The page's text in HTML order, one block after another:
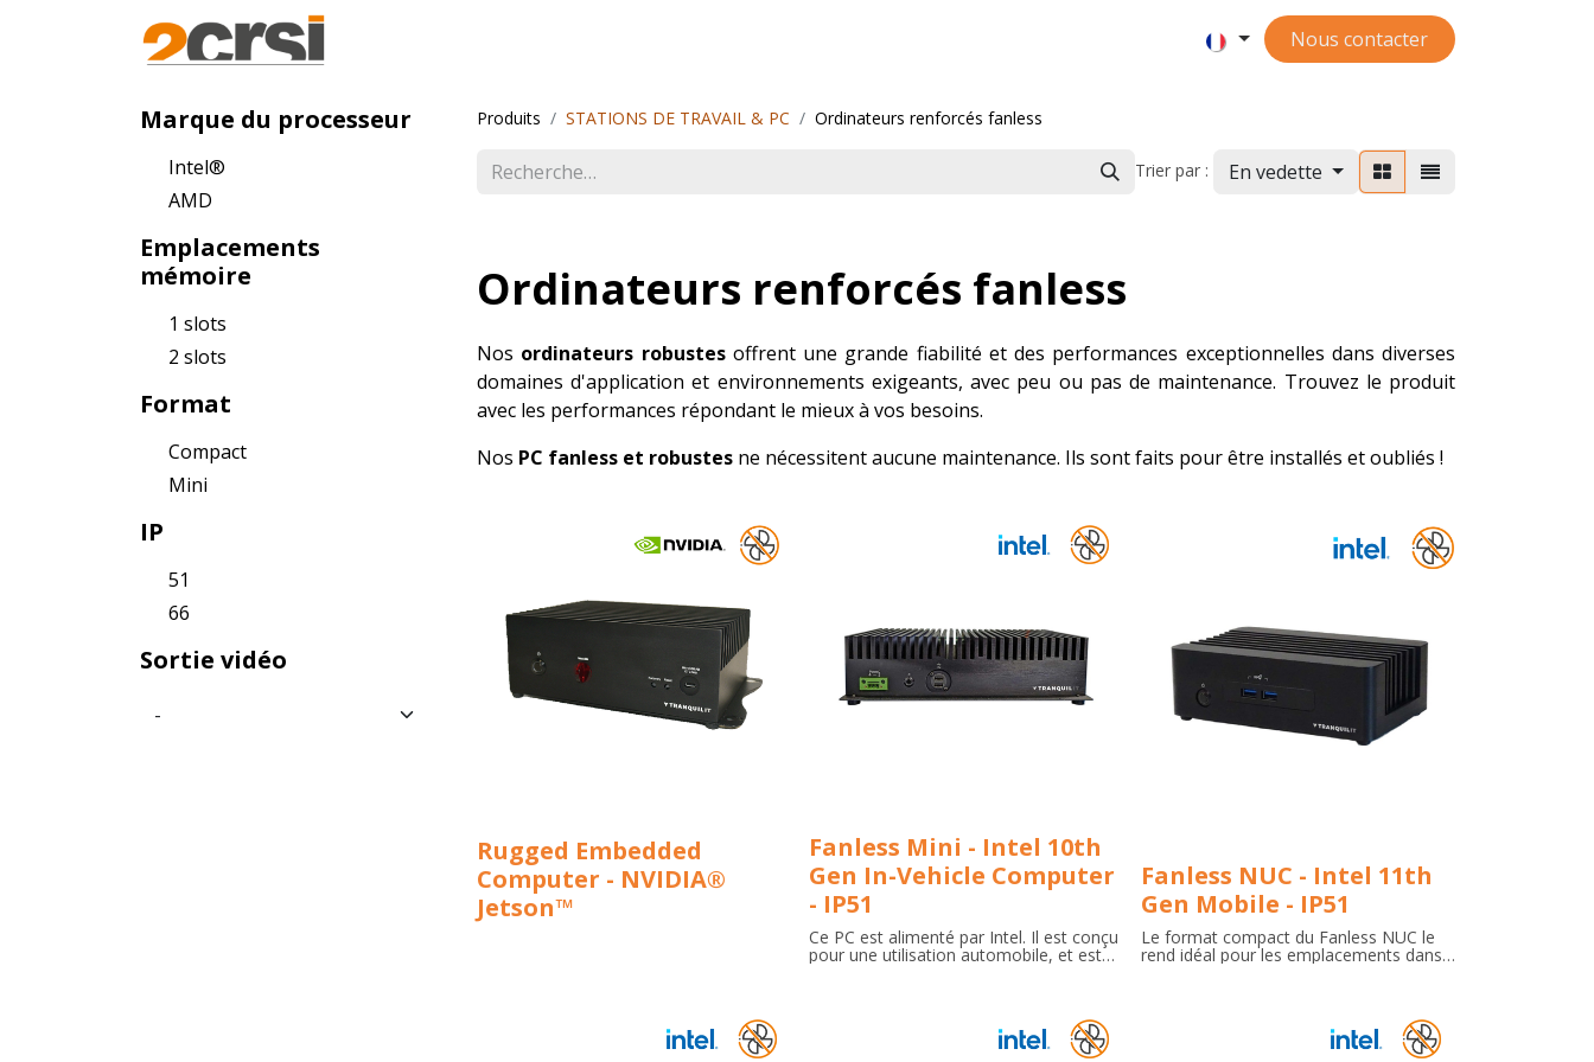
Nous contacter
Marque du processeur
Intel®
AMD
Emplacements
mémoire
1 slots
2 slots
Format
Compact
Mini
IP
51
66
Sortie vidéo
Produits STATIONS DE TRAVAIL & PC Ordinateurs renforcés fanless
Trier par : En vedette
Ordinateurs renforcés fanless
Nos ordinateurs robustesoffrent une grande fiabilité et des performances exceptionnelles dans diverses
domaines d'application et environnements exigeants, avec peu ou pas de maintenance. Trouvez le produit
avec les performances répondant le mieux à vos besoins.
Nos PC fanless et robustes ne nécessitent aucune maintenance. Ils sont faits pour être installés et oubliés !
Rugged Embedded
Computer - NVIDIA®
Jetson™
Fanless Mini - Intel 10th
Gen In-Vehicle Computer
- IP51
Ce PC est alimenté par Intel. Il est conçu
pour une utilisation automobile, et est
une gestion efficace de l'alimentation,
de multiples ports I/O, et d'un design
Fanless NUC - Intel 11th
Gen Mobile - IP51
Le format compact du Fanless NUC le
rend idéal pour les emplacements dans
garantit une faible maintenance.